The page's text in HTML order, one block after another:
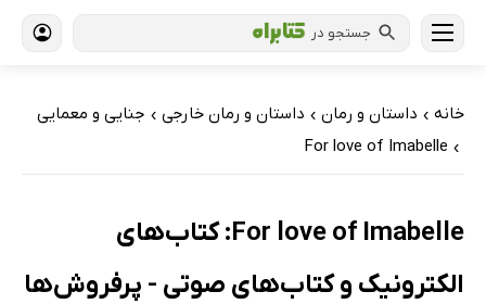
جستجو در
خانه › داستان و رمان › داستان و رمان خارجی › جنایی و معمایی
›
For love of Imabelle
For love of Imabelle: کتاب‌های
الکترونیک و کتاب‌های صوتی - پرفروش‌ها